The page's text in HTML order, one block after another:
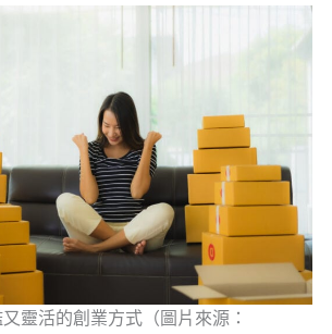
靈活的創業方式（圖片來源：